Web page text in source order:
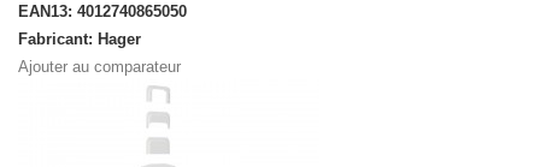
EAN13: 4012740865050
Fabricant: Hager
Ajouter au comparateur